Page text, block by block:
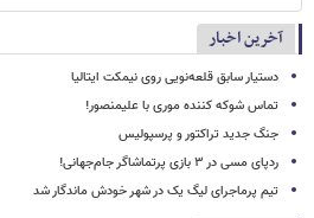
آخرین اخبار
دستیار سابق قلعه‌نویی روی نیمکت ایتالیا
تماس شوکه کننده موری با علیمنصور!
جنگ جدید تراکتور و پرسپولیس
ردپای مسی در ۳ بازی پرتماشاگر جام‌جهانی!
تیم پرماجرای لیگ یک در شهر خودش ماندگار شد